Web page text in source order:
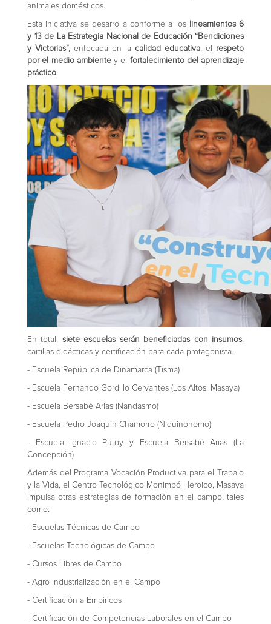
animales domésticos.
Esta iniciativa se desarrolla conforme a los
lineamientos 6
y 13 de La Estrategia Nacional de Educación “Bendiciones
y Victorias”, enfocada en la calidad educativa, el respeto
por el medio ambientey el fortalecimiento del aprendizaje
práctico.
En total, siete escuelas serán beneficiadas con insumos,
cartillas didácticas y certificación para cada protagonista.
- Escuela República de Dinamarca (Tisma)
- Escuela Fernando Gordillo Cervantes (Los Altos, Masaya)
- Escuela Bersabé Arias (Nandasmo)
- Escuela Pedro Joaquín Chamorro (Niquinohomo)
- Escuela Ignacio Putoy y Escuela Bersabé Arias (La
Concepción)
Además del Programa Vocación Productiva para el Trabajo
y la Vida, el Centro Tecnológico Monimbó Heroico, Masaya
impulsa otras estrategias de formación en el campo, tales
como:
- Escuelas Técnicas de Campo
- Escuelas Tecnológicas de Campo
- Cursos Libres de Campo
- Agro industrialización en el Campo
- Certificación a Empíricos
- Certificación de Competencias Laborales en el Campo